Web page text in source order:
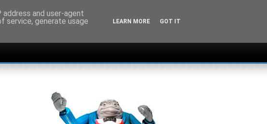
and user-agent
service, generate usage
LEARN MORE GOT IT